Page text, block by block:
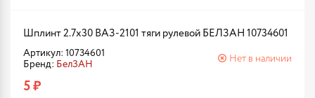
Шплинт 2.7х30 ВАЗ-2101 тяги рулевой БЕЛЗАН 10734601
Артикул: 10734601
Бренд: БелЗАН
Нет в наличии
5 ₽